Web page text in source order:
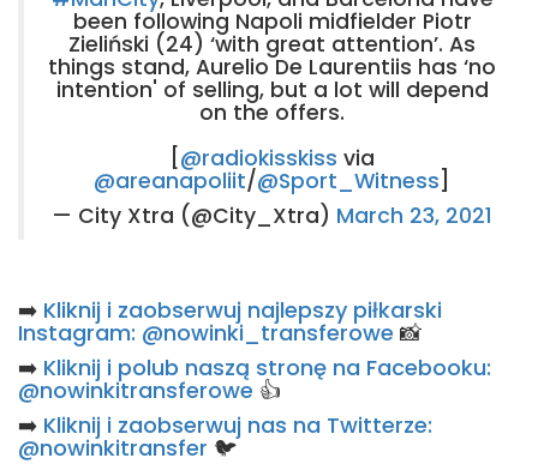
been following Napoli midfielder Piotr
Zieliński (24) ‘with great attention’. As
things stand, Aurelio De Laurentiis has ‘no
intention' of selling, but a lot will depend
on the offers.
@radiokisskiss via
@areanapoliit/@Sport_Witness
— City Xtra (@City_Xtra) March 23, 2021
➡️ Kliknij i zaobserwuj najlepszy piłkarski
Instagram: @nowinki_transferowe 📸
➡️ Kliknij i polub naszą stronę na Facebooku:
@nowinkitransferowe 👍
➡️ Kliknij i zaobserwuj nas na Twitterze:
@nowinkitransfer 🐦